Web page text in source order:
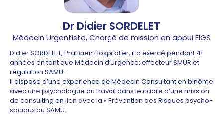
Dr Didier SORDELET
Médecin Urgentiste, Chargé de mission en appui EIGS
Didier SORDELET, Praticien Hospitalier, il a exercé pendant 41
années en tant que Médecin d’Urgence: effecteur SMUR et
régulation SAMU.
Il dispose d’une experience de Médecin Consultant en binôme
avec une psychologue du travail dans le cadre d’une mission
de consulting en lien avec la « Prévention des Risques psycho-
sociaux au SAMU.